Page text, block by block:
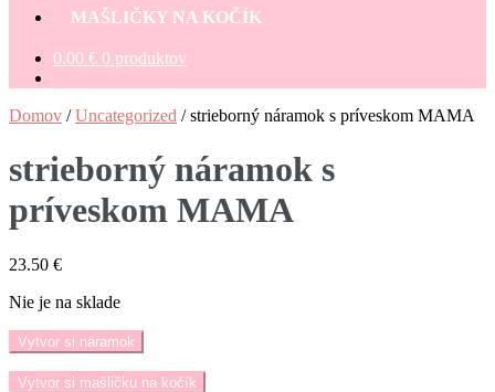
MAŠLIČKY NA KOČÍK
0.00 € 0 produktov
Domov /Uncategorized /strieborný náramok s príveskom MAMA
strieborný náramok s
príveskom MAMA
23.50 €
Nie je na sklade
Vytvor si náramok
Vytvor si mašličku na kočík